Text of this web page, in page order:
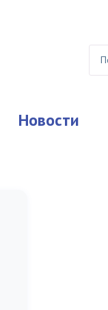
Новости